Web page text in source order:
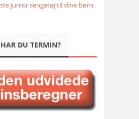
junior sengetøj til dine børn
DU TERMIN?